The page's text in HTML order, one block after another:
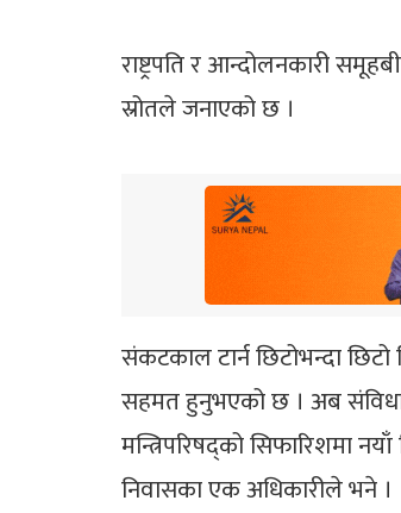
राष्ट्रपति र आन्दोलनकारी
स्रोतले जनाएको छ ।
संकटकाल टार्न छिटोभन्दा छिटो
सहमत हुनुभएको छ । अब
मन्त्रिपरिषद्को सिफारिशमा
निवासका एक अधिकारीले भने ।